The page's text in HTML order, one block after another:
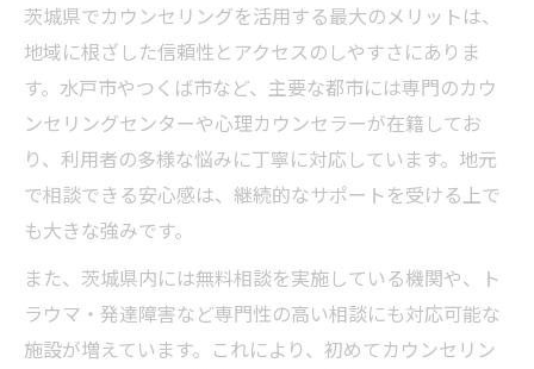
実体験から学ぶ信頼できるカウンセリングの特
徴
カウンセリング体験談でわかる安心のポイ
ント
信頼されるカウンセリングの共通点を解説
実体験から見るカウンセリングの選び方
茨城県で信頼できるカウンセリングの事例
紹介
カウンセリングを受けて変化した実感とは
茨城県でカウンセリングを活用する最大のメリットは、
地域に根ざした信頼性とアクセスのしやすさにありま
す。水戸市やつくば市など、主要な都市には専門のカウ
ンセリングセンターや心理カウンセラーが在籍してお
り、利用者の多様な悩みに丁寧に対応しています。地元
で相談できる安心感は、継続的なサポートを受ける上で
も大きな強みです。
また、茨城県内には無料相談を実施している機関や、ト
ラウマ・発達障害など専門性の高い相談にも対応可能な
施設が増えています。これにより、初めてカウンセリン